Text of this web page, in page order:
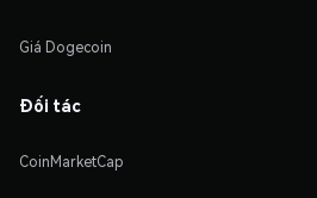
Giá Dogecoin
Đối tác
CoinMarketCap